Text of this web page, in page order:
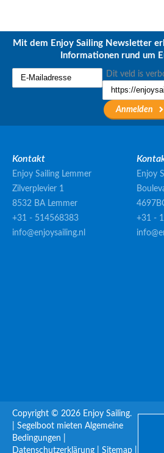
Mit dem Enjoy Sailing Newsletter
Informationen rund um
Dit veld is
Kontakt
Enjoy Sailing Lemmer
Zilverplevier 1
8532 BA Lemmer
+31 - 514568383
info@enjoysailing.nl
Enjoy
+31 -
Copyright © 2026 Enjoy Sailing.
Segelboot mieten Algemeine
Bedingungen
Datenschutzerklärung
Sitemap